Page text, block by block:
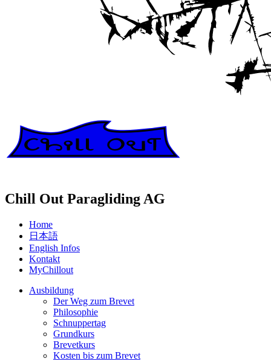
Chill Out Paragliding AG
Home
日本語
English Infos
Kontakt
MyChillout
Ausbildung
Der Weg zum Brevet
Philosophie
Schnuppertag
Grundkurs
Brevetkurs
Kosten bis zum Brevet